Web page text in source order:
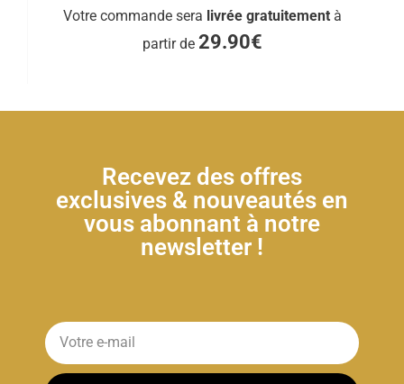
Votre commande sera livrée gratuitement à
partir de 29.90€
Recevez des offres
exclusives & nouveautés en
vous abonnant à notre
newsletter !